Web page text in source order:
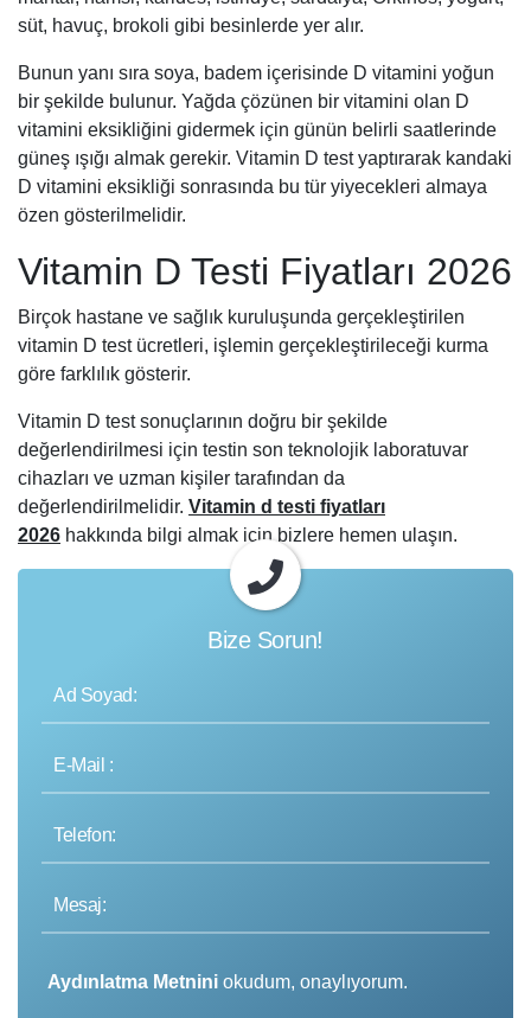
süt, havuç, brokoli gibi besinlerde yer alır.
Bunun yanı sıra soya, badem içerisinde D vitamini yoğun
bir şekilde bulunur. Yağda çözünen bir vitamini olan D
vitamini eksikliğini gidermek için günün belirli saatlerinde
güneş ışığı almak gerekir. Vitamin D test yaptırarak kandaki
D vitamini eksikliği sonrasında bu tür yiyecekleri almaya
özen gösterilmelidir.
Vitamin D Testi Fiyatları 2026
Birçok hastane ve sağlık kuruluşunda gerçekleştirilen
vitamin D test ücretleri, işlemin gerçekleştirileceği kurma
göre farklılık gösterir.
Vitamin D test sonuçlarının doğru bir şekilde
değerlendirilmesi için testin son teknolojik laboratuvar
cihazları ve uzman kişiler tarafından da
değerlendirilmelidir. Vitamin d testi fiyatları
2026 hakkında bilgi almak için bizlere hemen ulaşın.
Bize Sorun!
Aydınlatma Metnini okudum, onaylıyorum.